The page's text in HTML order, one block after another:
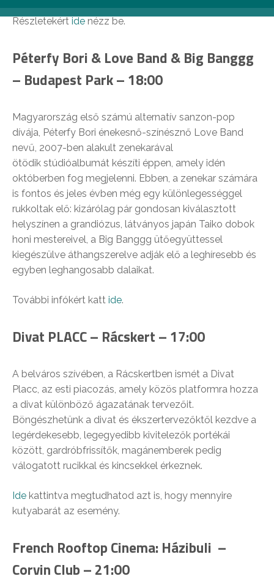
Részletekért ide nézz be.
Péterfy Bori & Love Band & Big Banggg
– Budapest Park – 18:00
Magyarország első számú alternatív sanzon-pop
dívája, Péterfy Bori énekesnő-színésznő Love Band
nevű, 2007-ben alakult zenekarával
ötödik stúdióalbumát készíti éppen, amely idén
októberben fog megjelenni. Ebben, a zenekar számára
is fontos és jeles évben még egy különlegességgel
rukkoltak elő: kizárólag pár gondosan kiválasztott
helyszínen a grandiózus, látványos japán Taiko dobok
honi mestereivel, a Big Banggg ütőegyüttessel
kiegészülve áthangszerelve adják elő a leghíresebb és
egyben leghangosabb dalaikat.
További infókért katt ide.
Divat PLACC – Rácskert – 17:00
A belváros szívében, a Rácskertben ismét a Divat
Placc, az esti piacozás, amely közös platformra hozza
a divat különböző ágazatának tervezőit.
Böngészhetünk a divat és ékszertervezőktől kezdve a
legérdekesebb, legegyedibb kivitelezők portékái
között, gardróbfrissítők, magánemberek pedig
válogatott rucikkal és kincsekkel érkeznek.
Ide kattintva megtudhatod azt is, hogy mennyire
kutyabarát az esemény.
French Rooftop Cinema: Házibuli –
Corvin Club – 21:00